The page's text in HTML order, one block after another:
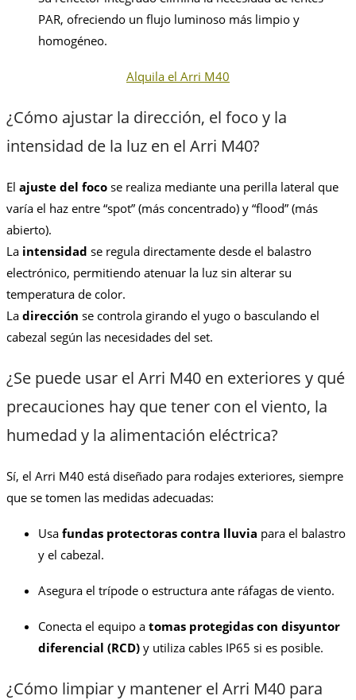
PAR, ofreciendo un flujo luminoso más limpio y
homogéneo.
Alquila el Arri M40
¿Cómo ajustar la dirección, el foco y la
intensidad de la luz en el Arri M40?
El ajuste del foco se realiza mediante una perilla lateral que
varía el haz entre “spot” (más concentrado) y “flood” (más
abierto).
La intensidad se regula directamente desde el balastro
electrónico, permitiendo atenuar la luz sin alterar su
temperatura de color.
La dirección se controla girando el yugo o basculando el
cabezal según las necesidades del set.
¿Se puede usar el Arri M40 en exteriores y qué
precauciones hay que tener con el viento, la
humedad y la alimentación eléctrica?
Sí, el Arri M40 está diseñado para rodajes exteriores, siempre
que se tomen las medidas adecuadas:
Usa fundas protectoras contra lluvia para el balastro
y el cabezal.
Asegura el trípode o estructura ante ráfagas de viento.
Conecta el equipo a tomas protegidas con disyuntor
diferencial (RCD) y utiliza cables IP65 si es posible.
¿Cómo limpiar y mantener el Arri M40 para